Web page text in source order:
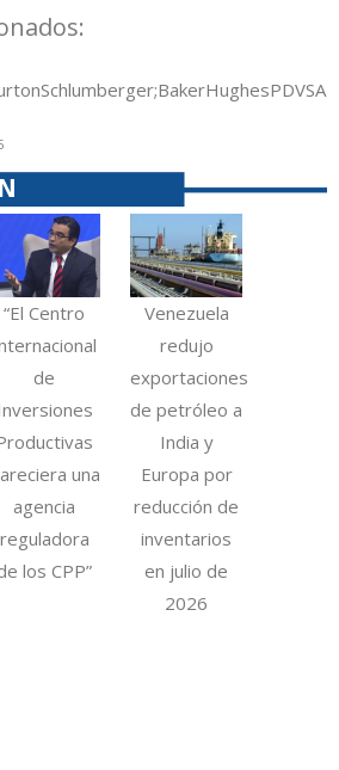
Schlumberger;BakerHughesPDVSA
“El Centro
de
una
agencia
reguladora
los CPP”
Venezuela
redujo
exportaciones
de petróleo a
India y
Europa por
reducción de
inventarios
en julio de
2026